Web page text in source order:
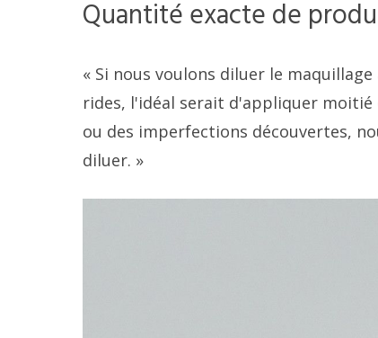
Quantité exacte de
« Si nous voulons diluer le
rides, l'idéal serait d'appliquer
ou des imperfections découvertes,
diluer. »